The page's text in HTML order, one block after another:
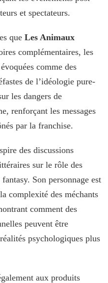
et spectateurs.
que Les Animaux
complémentaires, les
comme des
de l’idéologie pure-
les dangers de
renforçant les messages
par la franchise.
des discussions
sur le rôle des
Son personnage est
complexité des méchants
comment des
peuvent être
psychologiques plus
aux produits